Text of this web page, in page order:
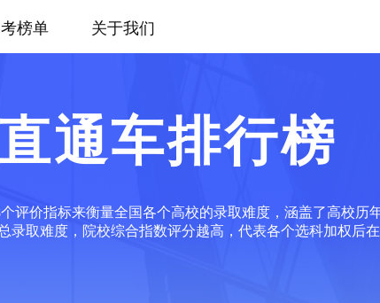
榜单 关于我们
通车排行榜
评价指标来衡量全国各个高校的录取难度，涵盖了高校历
录取难度，院校综合指数评分越高，代表各个选科加权后